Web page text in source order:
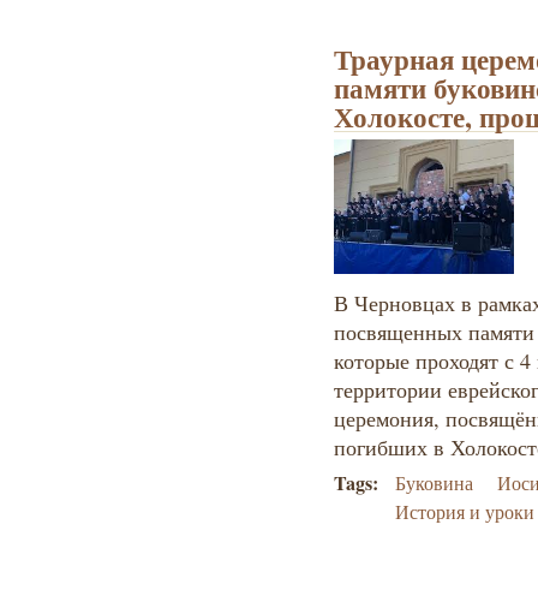
Траурная
памяти
Холокосте,
В Черновцах в
посвященных
которые проходят с
территории
церемония,
погибших в
Tags: Буковина
История и